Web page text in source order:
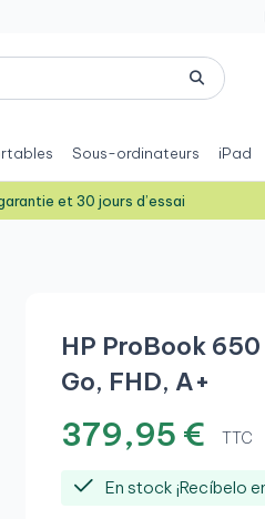
Sous-ordinateurs iPad
et 30 jours d’essai
HP ProBook 650
Go, FHD, A+
379,95 € TTC
En stock ¡Recíbelo